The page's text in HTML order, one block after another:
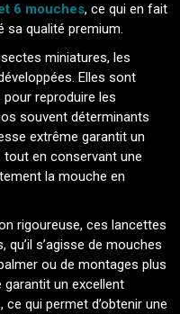
6 mouches, ce qui en fait
sa qualité premium.
miniatures, les
Elles sont
pour reproduire les
souvent déterminants
extrême garantit un
en conservant une
la mouche en
rigoureuse, ces lancettes
s’agisse de mouches
ou de montages plus
un excellent
qui permet d’obtenir une